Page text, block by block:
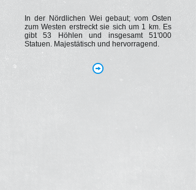
In der Nördlichen Wei gebaut; vom Osten
zum Westen erstreckt sie sich um 1 km. Es
gibt 53 Höhlen und insgesamt 51'000
Statuen. Majestätisch und hervorragend.